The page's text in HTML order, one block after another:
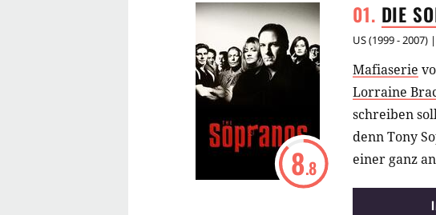
DIE
US(1999 - 2007) |
8.8
Mafiaserie
Lorraine
schreiben
denn Tony
einer ganz